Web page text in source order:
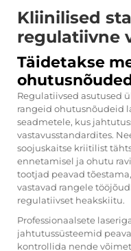
Kliinilised
regulatiivne
Täidetakse
Regulatiivsed asutused
rangeid ohutusnõudeid
seadmetele, kus
vastavusstandardites.
soojuskaitse kriitilist
ennetamisel ja ohutu
tootjad peavad
vastavad rangele
regulatiivset heakskiitu.
Professionaalsete
jahtutussüsteemid
kontrollida nende